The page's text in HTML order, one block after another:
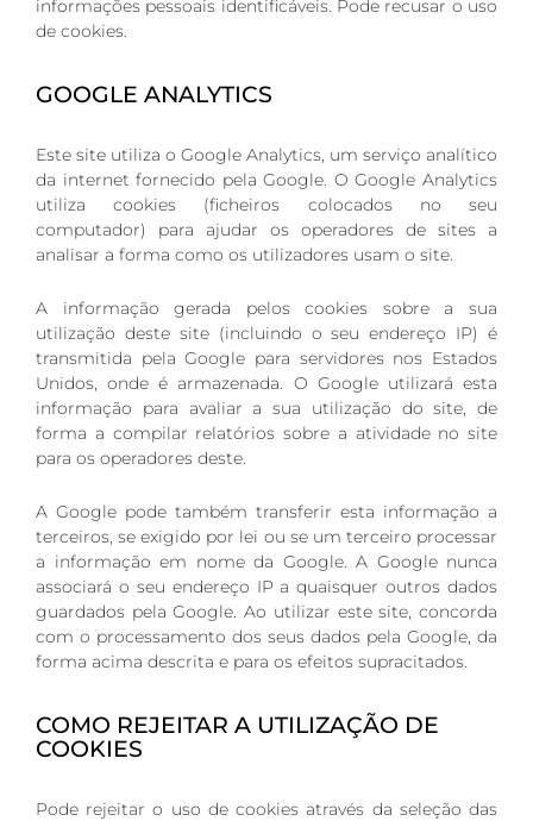
informações pessoais identificáveis. Pode recusar o uso
de cookies.
GOOGLE ANALYTICS
Este site utiliza o Google Analytics, um serviço analítico
da internet fornecido pela Google. O Google Analytics
utiliza cookies (ficheiros colocados no seu
computador) para ajudar os operadores de sites a
analisar a forma como os utilizadores usam o site.
A informação gerada pelos cookies sobre a sua
utilização deste site (incluindo o seu endereço IP) é
transmitida pela Google para servidores nos Estados
Unidos, onde é armazenada. O Google utilizará esta
informação para avaliar a sua utilização do site, de
forma a compilar relatórios sobre a atividade no site
para os operadores deste.
A Google pode também transferir esta informação a
terceiros, se exigido por lei ou se um terceiro processar
a informação em nome da Google. A Google nunca
associará o seu endereço IP a quaisquer outros dados
guardados pela Google. Ao utilizar este site, concorda
com o processamento dos seus dados pela Google, da
forma acima descrita e para os efeitos supracitados.
COMO REJEITAR A UTILIZAÇÃO DE
COOKIES
Pode rejeitar o uso de cookies através da seleção das